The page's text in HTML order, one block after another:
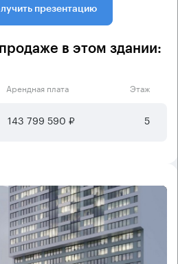
презентацию
в этом здании:
Арендная плата Этаж
143 799 590 ₽ 5